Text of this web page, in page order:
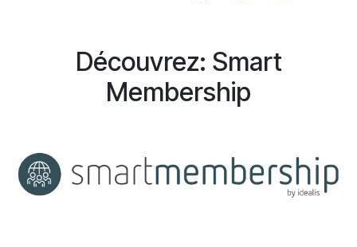
Découvrez: Smart
Membership